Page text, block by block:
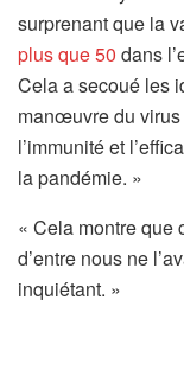
surprenant que la
plus que 50 dans
Cela a secoué les
manœuvre du
l’immunité et
la pandémie. »
« Cela montre que
d’entre nous ne
inquiétant. »